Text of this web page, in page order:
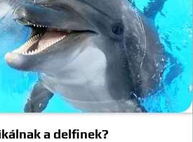
a delfinek?